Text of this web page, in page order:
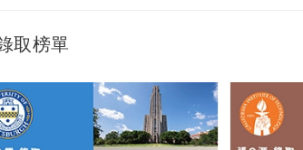
取榜單